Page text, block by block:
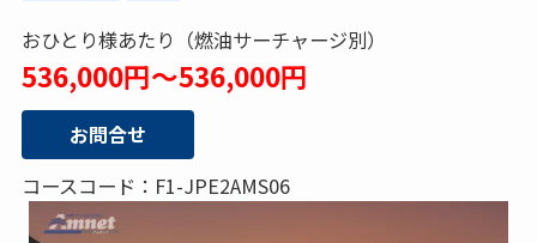
おひとり様あたり（燃油サーチャージ別）
536,000円～536,000円
お問合せ
コースコード：F1-JPE2AMS06